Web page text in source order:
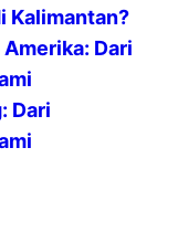
Kalimantan?
Dari
Dari